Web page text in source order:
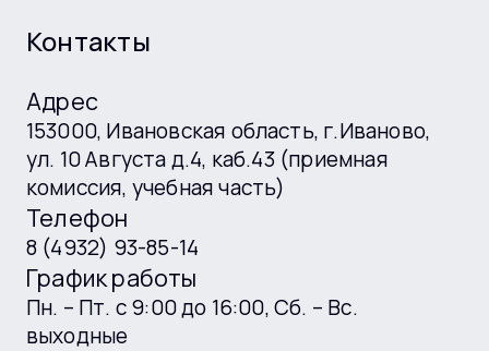
Контакты
Адрес
153000, Ивановская область, г.Иваново,
ул. 10 Августа д.4, каб.43 (приемная
комиссия, учебная часть)
Телефон
8 (4932) 93-85-14
График работы
Пн. – Пт. с 9:00 до 16:00, Сб. – Вс.
выходные